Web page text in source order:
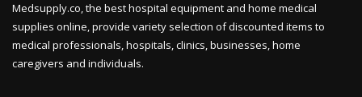
Medsupply.co, the best hospital equipment and home medical
supplies online, provide variety selection of discounted items to
medical professionals, hospitals, clinics, businesses, home
caregivers and individuals.